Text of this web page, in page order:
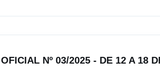
Nº 03/2025 - DE 12 A 18